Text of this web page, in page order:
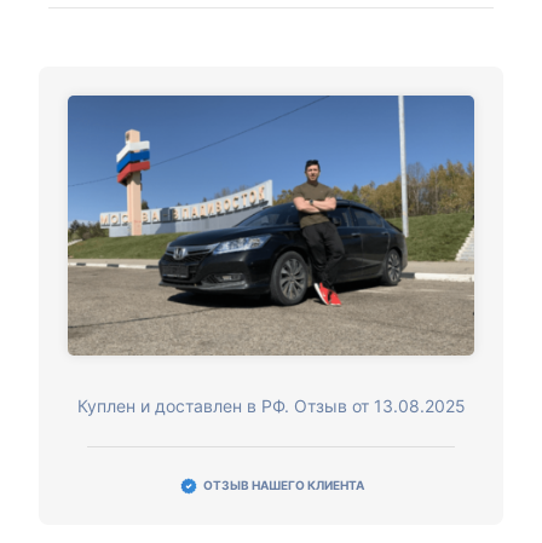
Куплен и доставлен в РФ. Отзыв от 13.08.2025
ОТЗЫВ НАШЕГО КЛИЕНТА